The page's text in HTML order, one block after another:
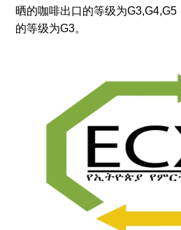
晒的咖啡出口的等级为
的等级为G3。